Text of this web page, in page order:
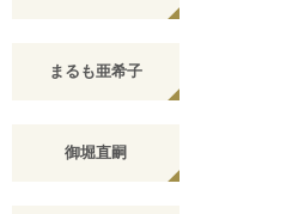
まるも亜希子
御堀直嗣